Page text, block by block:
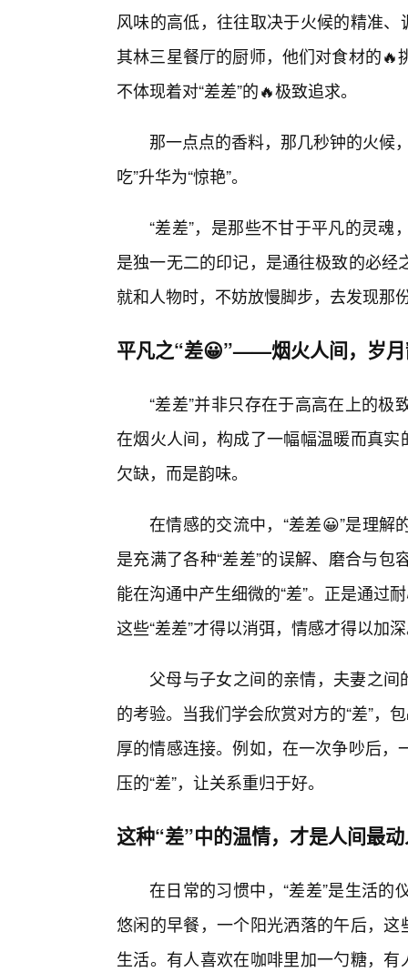
风味的高低，往往取决于火候的精准
其林三星餐厅的厨师，他们对食材的
不体现着对“差差”的🔥极致追求。
那一点点的香料，那几秒钟的火候
吃”升华为“惊艳”。
“差差”，是那些不甘于平凡的灵
是独一无二的印记，是通往极致的必
就和人物时，不妨放慢脚步，去发现那
平凡之“差😀”——烟火人间，岁
“差差”并非只存在于高高在上的
在烟火人间，构成了一幅幅温暖而真
欠缺，而是韵味。
在情感的交流中，“差差😀”是理
是充满了各种“差差”的误解、磨合与
能在沟通中产生细微的“差”。正是通过
这些“差差”才得以消弭，情感才得以加
父母与子女之间的亲情，夫妻之间
的考验。当我们学会欣赏对方的“差”，
厚的情感连接。例如，在一次争吵后
压的“差”，让关系重归于好。
这种“差”中的温情，才是人间最
在日常的习惯中，“差差”是生活
悠闲的早餐，一个阳光洒落的午后，
生活。有人喜欢在咖啡里加一勺糖，